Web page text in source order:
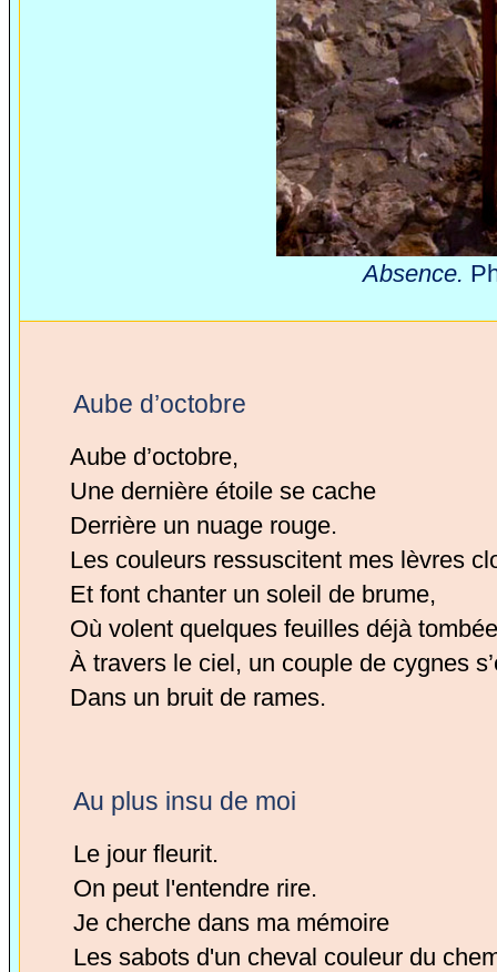
Absence.
Aube d’octobre
Aube d’octobre,
Une dernière étoile se cache
Derrière un nuage rouge.
Les couleurs ressuscitent mes lèvres
Et font chanter un soleil de brume,
Où volent quelques feuilles déjà
À travers le ciel, un couple de cygnes
Dans un bruit de rames.
Au plus insu de moi
Le jour fleurit.
On peut l'entendre rire.
Je cherche dans ma mémoire
Les sabots d'un cheval couleur du